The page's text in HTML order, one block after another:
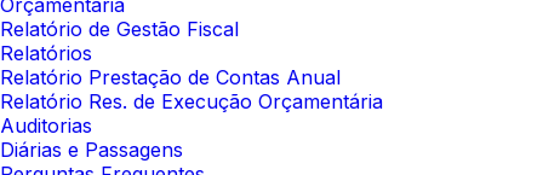
Orçamentária
Relatório de Gestão Fiscal
Relatórios
Relatório Prestação de Contas Anual
Relatório Res. de Execução Orçamentária
Auditorias
Diárias e Passagens